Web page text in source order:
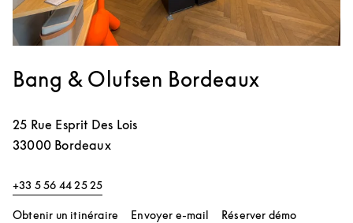
Bang & Olufsen Bordeaux
25 Rue Esprit Des Lois
33000 Bordeaux
+33 5 56 44 25 25
Obtenir un itinéraire Link Opens in New Tab
Envoyer e-mail Réserver démo